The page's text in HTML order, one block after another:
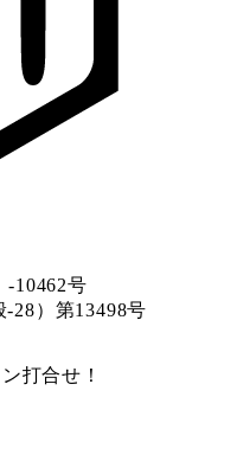
-10462号
28）第13498号
打合せ！